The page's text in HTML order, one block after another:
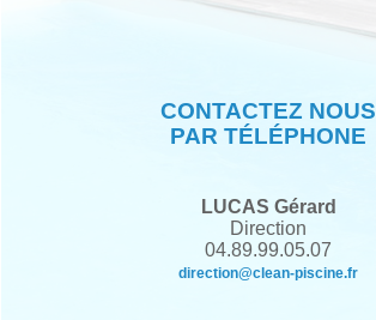
CONTACTEZ NOUS
PAR TÉLÉPHONE
LUCAS Gérard
Direction
04.89.99.05.07
direction@clean-piscine.fr